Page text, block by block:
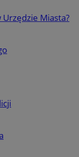
Urzędzie Miasta?